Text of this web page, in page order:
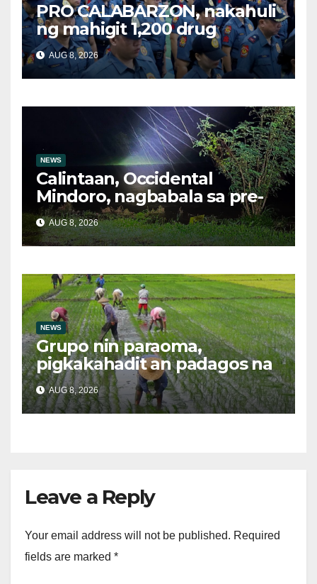
PRO CALABARZON, nakahuli
ng mahigit 1,200 drug
suspects at tinatayang nasa
Php29.6M halaga ng ilegal
na droga nasamsam noong
AUG 8, 2026
NEWS
Calintaan, Occidental
Mindoro, nagbabala sa pre-
evacuation dahil sa malakas
na ulan
AUG 8, 2026
NEWS
Grupo nin paraoma,
pigkakahadit an padagos na
importasyon kasabay kan
nakatalaan na anihan
AUG 8, 2026
Leave a Reply
Your email address will not be published. Required
fields are marked *